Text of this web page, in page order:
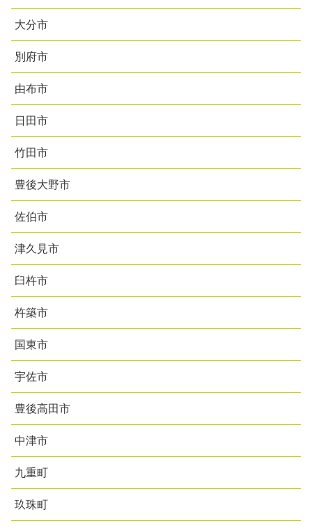
大分市
別府市
由布市
日田市
竹田市
豊後大野市
佐伯市
津久見市
臼杵市
杵築市
国東市
宇佐市
豊後高田市
中津市
九重町
玖珠町